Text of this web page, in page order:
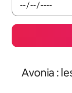
Avonia :